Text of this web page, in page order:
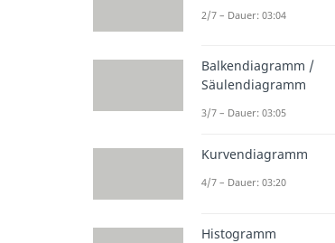
2/7 – Dauer: 03:04
Balkendiagramm /
Säulendiagramm
3/7 – Dauer: 03:05
Kurvendiagramm
4/7 – Dauer: 03:20
Histogramm